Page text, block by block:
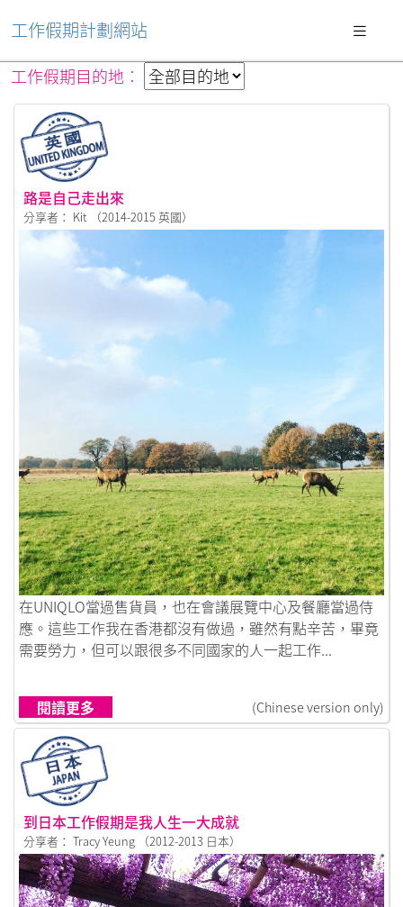
工作假期計劃網站
工作假期目的地︰
路是自己走出來
分享者： Kit （2014-2015 英國）
鏈接到路是自己走出來
在UNIQLO當過售貨員，也在會議展覽中心及餐廳當過侍
應。這些工作我在香港都沒有做過，雖然有點辛苦，畢竟
需要勞力，但可以跟很多不同國家的人一起工作...
閱讀更多 (Chinese version only)
到日本工作假期是我人生一大成就
分享者： Tracy Yeung （2012-2013 日本）